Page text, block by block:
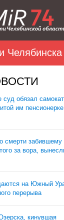
Челябинска
суд обязал
им
смерти забившему
за вора,
на Южный
перерыва
кинувшая